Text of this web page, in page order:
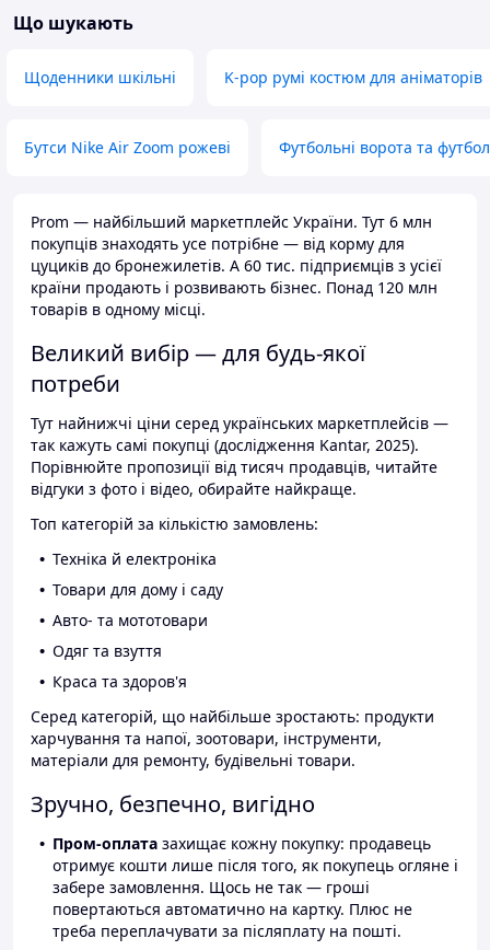
Що шукають
Щоденники шкільні K-pop румі костюм для аніматорів
Бутси Nike Air Zoom рожеві Футбольні ворота та
Prom — найбільший маркетплейс України. Тут 6 млн
покупців знаходять усе потрібне — від корму для
цуциків до бронежилетів. А 60 тис. підприємців з усієї
країни продають і розвивають бізнес. Понад 120 млн
товарів в одному місці.
Великий вибір — для будь-якої
потреби
Тут найнижчі ціни серед українських маркетплейсів —
так кажуть самі покупці (дослідження Kantar, 2025).
Порівнюйте пропозиції від тисяч продавців, читайте
відгуки з фото і відео, обирайте найкраще.
Топ категорій за кількістю замовлень:
Техніка й електроніка
Товари для дому і саду
Авто- та мототовари
Одяг та взуття
Краса та здоров'я
Серед категорій, що найбільше зростають: продукти
харчування та напої, зоотовари, інструменти,
матеріали для ремонту, будівельні товари.
Зручно, безпечно, вигідно
Пром-оплата захищає кожну покупку: продавець
отримує кошти лише після того, як покупець огляне і
забере замовлення. Щось не так — гроші
повертаються автоматично на картку. Плюс не
треба переплачувати за післяплату на пошті.